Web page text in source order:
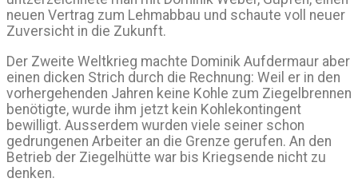
neuen Vertrag zum Lehmabbau und schaute voll neuer
Zuversicht in die Zukunft.
Der Zweite Weltkrieg machte Dominik Aufdermaur aber
einen dicken Strich durch die Rechnung: Weil er in den
vorhergehenden Jahren keine Kohle zum Ziegelbrennen
benötigte, wurde ihm jetzt kein Kohlekontingent
bewilligt. Ausserdem wurden viele seiner schon
gedrungenen Arbeiter an die Grenze gerufen. An den
Betrieb der Ziegelhütte war bis Kriegsende nicht zu
denken.